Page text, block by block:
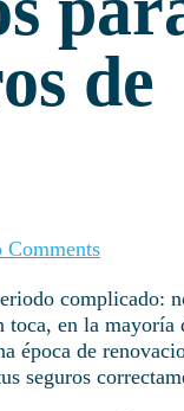
de
Comments
complicado:
en la mayoría
época de
seguros